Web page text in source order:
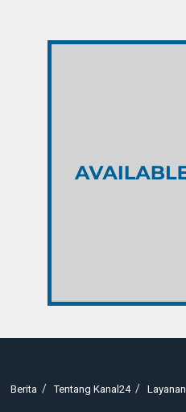
Berita Tentang Kanal24 Layanan